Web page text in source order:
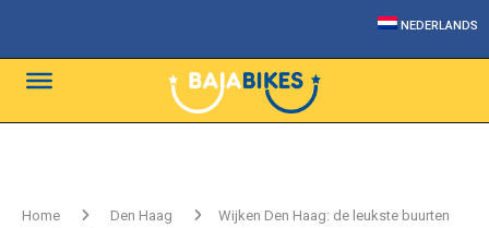
NEDERLANDS
Home Den Haag
Wijken Den Haag: de leukste buurten